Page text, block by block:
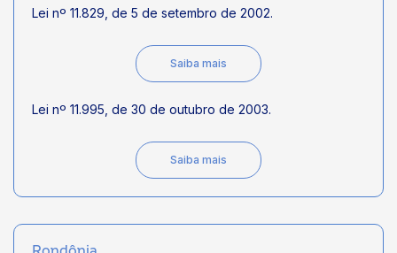
Lei nº 11.829, de 5 de setembro de 2002.
Saiba mais
Lei nº 11.995, de 30 de outubro de 2003.
Saiba mais